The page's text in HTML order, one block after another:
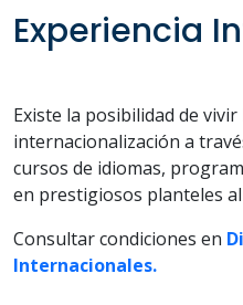
Experiencia
Existe la posibilidad de
internacionalización a
cursos de idiomas,
en prestigiosos planteles
Consultar condiciones en
Internacionales.